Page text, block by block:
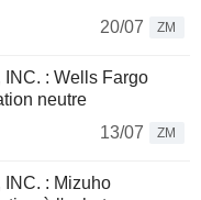
20/07
ZM
: Wells Fargo
neutre
13/07
ZM
: Mizuho